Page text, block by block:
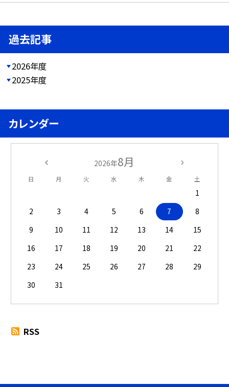
過去記事
2026年度
2025年度
カレンダー
2026年8月
日 月 火 水 木 金 土
1
2
3 4 5 6 7
8
9
10 11 12 13 14
15
16
17 18 19 20 21
22
23
24 25 26 27 28
29
30
31
RSS